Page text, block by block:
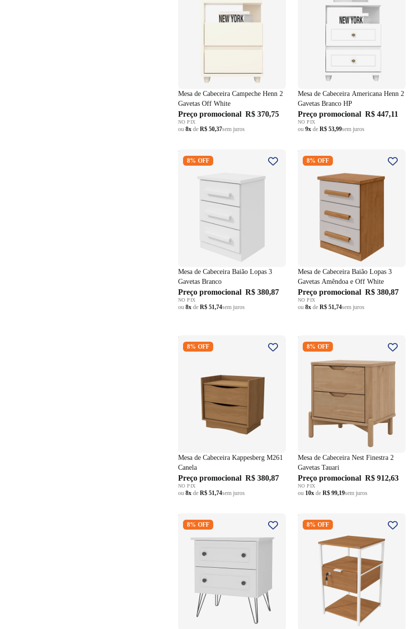
Mesa de Cabeceira Campeche Henn 2
Gavetas Off White
Preço promocional R$ 370,75
NO PIX
ou 8x de R$ 50,37sem juros
Mesa de Cabeceira Americana Henn 2
Gavetas Branco HP
Preço promocional R$ 447,11
NO PIX
ou 9x de R$ 53,99sem juros
Mesa de Cabeceira Baião Lopas 3
Gavetas Branco
8% OFF
Mesa de Cabeceira Baião Lopas 3
Gavetas Branco
Preço promocional R$ 380,87
NO PIX
ou 8x de R$ 51,74sem juros
Mesa de Cabeceira Baião Lopas 3
Gavetas Amêndoa e Off White
8% OFF
Mesa de Cabeceira Baião Lopas 3
Gavetas Amêndoa e Off White
Preço promocional R$ 380,87
NO PIX
ou 8x de R$ 51,74sem juros
Mesa de Cabeceira Kappesberg
M261 Canela
8% OFF
Mesa de Cabeceira Kappesberg M261
Canela
Preço promocional R$ 380,87
NO PIX
ou 8x de R$ 51,74sem juros
Mesa de Cabeceira Nest Finestra
2 Gavetas Tauari
8% OFF
Mesa de Cabeceira Nest Finestra 2
Gavetas Tauari
Preço promocional R$ 912,63
NO PIX
ou 10x de R$ 99,19sem juros
Mesa de Cabeceira Fort Mambel
100% MDF 2 Gavetas Branco
8% OFF
Mesa de Cabeceira Industrial
Kappesberg LI046 Canela e
8% OFF